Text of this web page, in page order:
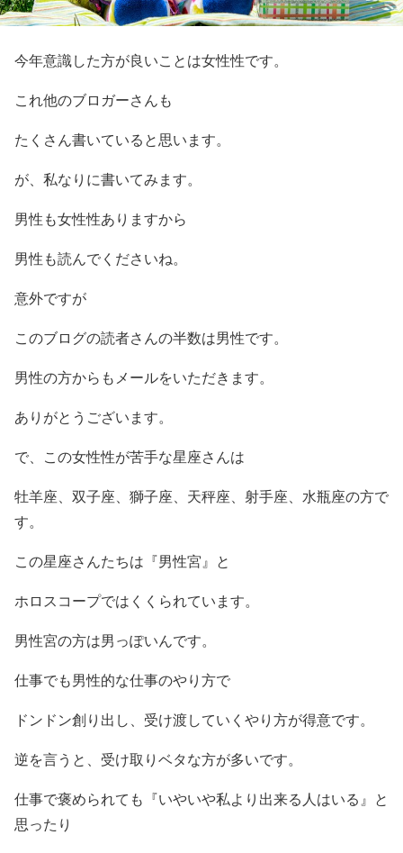
今年意識した方が良いことは女性性です。
これ他のブロガーさんも
たくさん書いていると思います。
が、私なりに書いてみます。
男性も女性性ありますから
男性も読んでくださいね。
意外ですが
このブログの読者さんの半数は男性です。
男性の方からもメールをいただきます。
ありがとうございます。
で、この女性性が苦手な星座さんは
牡羊座、双子座、獅子座、天秤座、射手座、水瓶座の方で
す。
この星座さんたちは『男性宮』と
ホロスコープではくくられています。
男性宮の方は男っぽいんです。
仕事でも男性的な仕事のやり方で
ドンドン創り出し、受け渡していくやり方が得意です。
逆を言うと、受け取りベタな方が多いです。
仕事で褒められても『いやいや私より出来る人はいる』と
思ったり